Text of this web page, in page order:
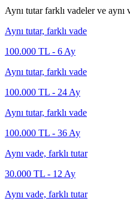
Aynı tutar farklı vadeler ve aynı
Aynı tutar, farklı vade
100.000 TL - 6 Ay
Aynı tutar, farklı vade
100.000 TL - 24 Ay
Aynı tutar, farklı vade
100.000 TL - 36 Ay
Aynı vade, farklı tutar
30.000 TL - 12 Ay
Aynı vade, farklı tutar